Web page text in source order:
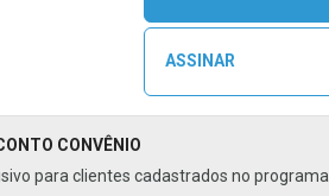
ASSINAR
CONVÊNIO
para clientes cadastrados no programa